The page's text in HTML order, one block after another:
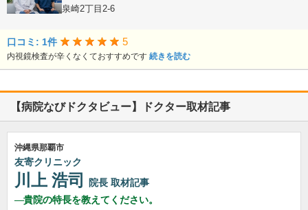
沖縄県那覇市泉崎2丁目2-6
口コミ: 1件 5
内視鏡検査が辛くなくておすすめです 続きを読む
【病院なびドクタビュー】ドクター取材記事
沖縄県那覇市
友寄クリニック
川上 浩司 院長 取材記事
貴院の特長を教えてください。